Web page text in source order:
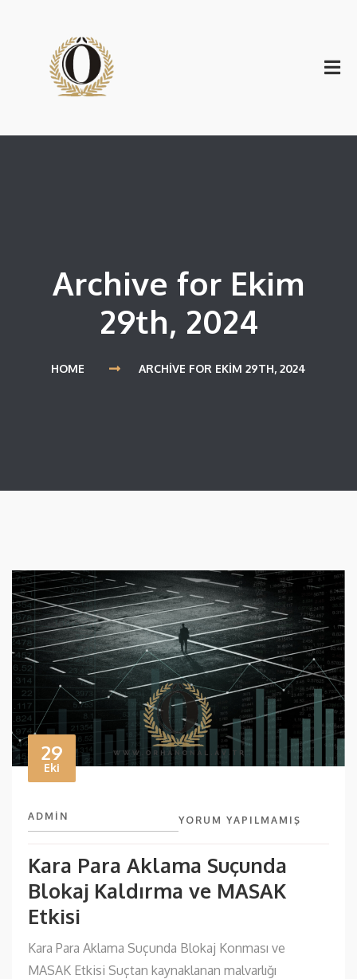
Archive for Ekim
29th, 2024
HOME ARCHIVE FOR EKIM 29TH, 2024
29
Eki
ADMIN YORUM YAPILMAMIŞ
Kara Para Aklama Suçunda
Blokaj Kaldırma ve MASAK
Etkisi
Kara Para Aklama Suçunda Blokaj Konması ve
MASAK Etkisi Suçtan kaynaklanan malvarlığı